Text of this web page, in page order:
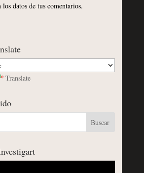
los datos de tus comentarios.
Translate